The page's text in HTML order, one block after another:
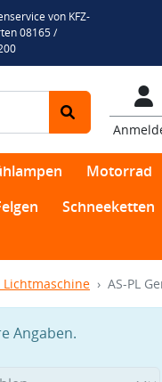
von KFZ-
08165 /
Motorrad
Schneeketten
AS-PL
Angaben.